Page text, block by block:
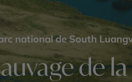
national de South
de